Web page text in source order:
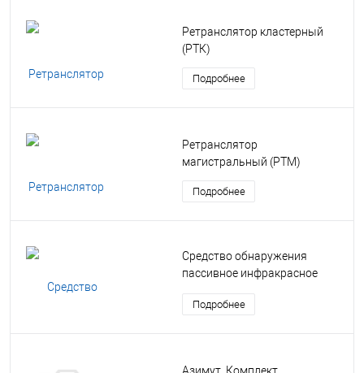
Ретранслятор кластерный
(РТК)
Подробнее
Ретранслятор
магистральный (РТМ)
Подробнее
Средство обнаружения
пассивное инфракрасное
Подробнее